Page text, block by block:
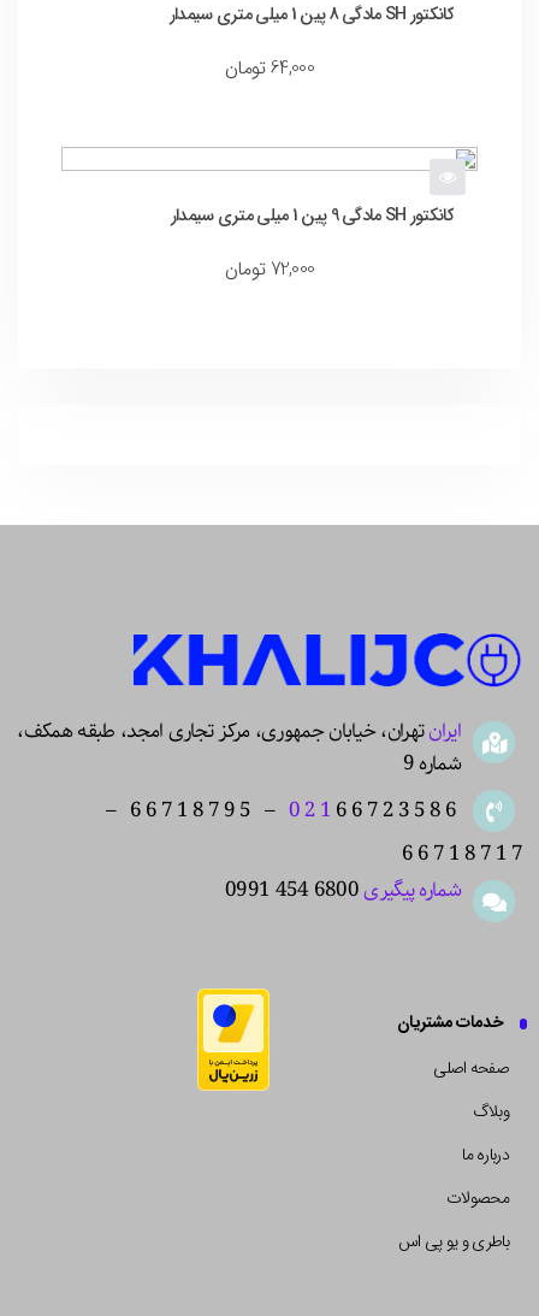
کانکتور SH مادگی 8 پین 1 میلی متری سیمدار
64,000تومان
کانکتور SH مادگی 9 پین 1 میلی متری سیمدار
72,000 تومان
ایرانتهران، خیابان جمهوری، مرکز تجاری امجد، طبقه همکف،
شماره 9
021
66723586 – 66718795 –
66718717
شماره پیگیری6800 454 0991
خدمات مشتریان
صفحه اصلی
وبلاگ
درباره ما
محصولات
باطری و یو پی اس